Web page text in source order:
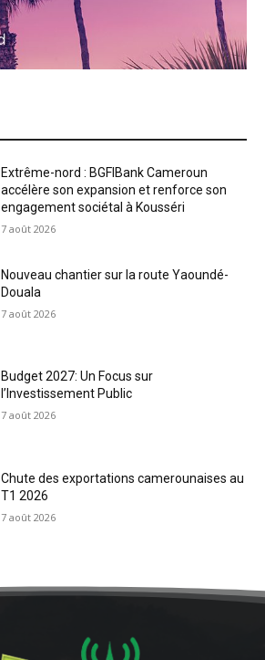
Extrême-nord : BGFIBank Cameroun
accélère son expansion et renforce son
engagement sociétal à Kousséri
7 août 2026
Nouveau chantier sur la route Yaoundé-
Douala
7 août 2026
Budget 2027: Un Focus sur
l’Investissement Public
7 août 2026
Chute des exportations camerounaises au
T1 2026
7 août 2026